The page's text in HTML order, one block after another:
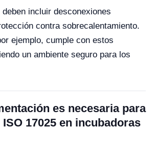
incluir desconexiones
contra sobrecalentamiento.
ejemplo, cumple con estos
un ambiente seguro para los
es necesaria para
17025 en incubadoras